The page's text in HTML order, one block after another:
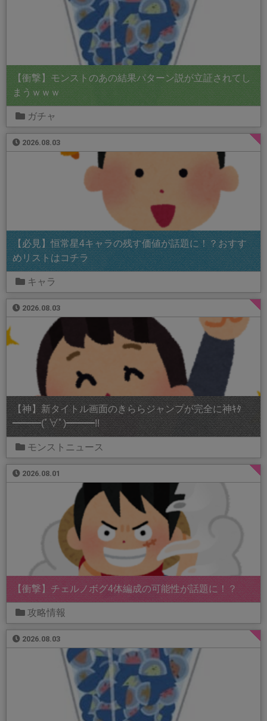
【衝撃】モンストのあの結果パターン説が立証されてし
まうｗｗｗ
ガチャ
2026.08.03
【必見】恒常星4キャラの残す価値が話題に！？おすす
めリストはコチラ
キャラ
2026.08.03
【神】新タイトル画面のきららジャンプが完全に神ｷﾀ
━━━(ﾟ∀ﾟ)━━━!!
モンストニュース
2026.08.01
【衝撃】チェルノボグ4体編成の可能性が話題に！？
攻略情報
2026.08.03